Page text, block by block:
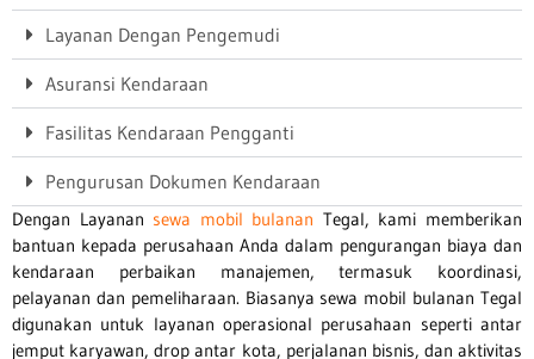
Layanan Dengan Pengemudi
Asuransi Kendaraan
Fasilitas Kendaraan Pengganti
Pengurusan Dokumen Kendaraan
Dengan Layanan sewa mobil bulanan Tegal, kami memberikan
bantuan kepada perusahaan Anda dalam pengurangan biaya dan
kendaraan perbaikan manajemen, termasuk koordinasi,
pelayanan dan pemeliharaan. Biasanya sewa mobil bulanan Tegal
digunakan untuk layanan operasional perusahaan seperti antar
jemput karyawan, drop antar kota, perjalanan bisnis, dan aktivitas